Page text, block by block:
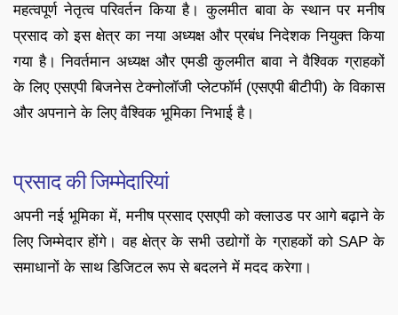
महत्वपूर्ण नेतृत्व परिवर्तन किया है। कुलमीत बावा के स्थान पर मनीष
प्रसाद को इस क्षेत्र का नया अध्यक्ष और प्रबंध निदेशक नियुक्त किया
गया है। निवर्तमान अध्यक्ष और एमडी कुलमीत बावा ने वैश्विक ग्राहकों
के लिए एसएपी बिजनेस टेक्नोलॉजी प्लेटफॉर्म (एसएपी बीटीपी) के विकास
और अपनाने के लिए वैश्विक भूमिका निभाई है।
प्रसाद की जिम्मेदारियां
अपनी नई भूमिका में, मनीष प्रसाद एसएपी को क्लाउड पर आगे बढ़ाने के
लिए जिम्मेदार होंगे। वह क्षेत्र के सभी उद्योगों के ग्राहकों को SAP के
समाधानों के साथ डिजिटल रूप से बदलने में मदद करेगा।